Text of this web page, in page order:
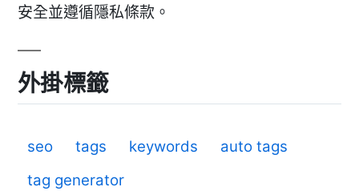
安全並遵循隱私條款。
外掛標籤
seo tags keywords
auto tags
tag generator